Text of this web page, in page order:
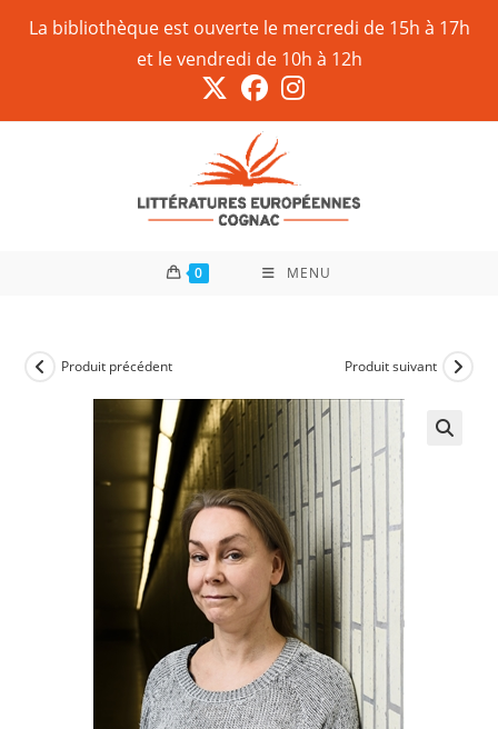
La bibliothèque est ouverte le mercredi de 15h à 17h
et le vendredi de 10h à 12h
0 MENU
Produit précédent Produit suivant